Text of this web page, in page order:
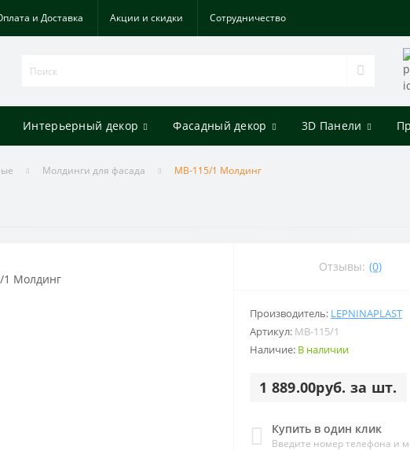
и Доставка Акции и скидки Cотрудничество
Интерьерный декор Фасадный декор 3D Панели
Молдинги для фасада МВ-115/1 Молдинг
Отзывы: (0)
Производитель: LEPNINAPLAST
Артикул: МВ-115/1
Наличие: В наличии
1 889.00руб. за шт.
Купить в один клик
Введите номер телефона и